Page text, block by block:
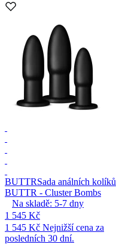
BUTTRSada análních kolíků
BUTTR - Cluster Bombs
Na skladě: 5-7 dny
1 545 Kč
1 545 Kč Nejnižší cena za
posledních 30 dní.